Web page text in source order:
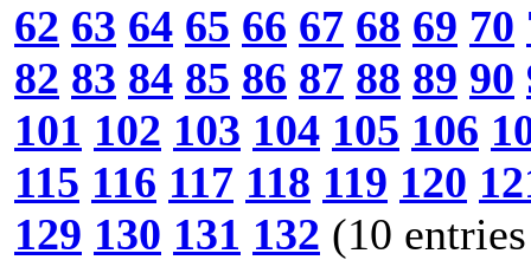
62 63 64 65 66 67 68 69 70
82 83 84 85 86 87 88 89 90
101 102 103 104 105 106
115 116 117 118 119 120
129 130 131 132 (10